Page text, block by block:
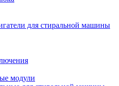
для стиральной машины
модули